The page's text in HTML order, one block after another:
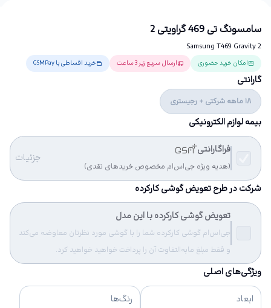
سامسونگ تی 469 گراویتی 2
Samsung T469 Gravity 2
امکان خرید حضوری ارسال سریع زیر 3 ساعت خرید اقساطی با GSMPay
گارانتی
18 ماهه شرکتی + رجیستری
بیمه لوازم الکترونیکی
فراگارانتی
(هدیه ویژه جی‌اس‌ام مخصوص خریدهای نقدی)
جزئیات
شرکت در طرح تعویض گوشی کارکرده
تعویض گوشی کارکرده با این مدل
جی‌اس‌ام گوشی کارکرده شما را با گوشی مورد نظرتان معاوضه می‌کند
و فقط مبلغ مابه‌التفاوت آن را پرداخت خواهید خواهید کرد.
ویژگی‌های اصلی
ابعاد
رنگ‌ها